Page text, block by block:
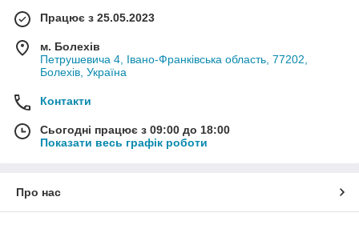
Працює з 25.05.2023
м. Болехів
Петрушевича 4, Івано-Франківська область, 77202,
Болехів, Україна
Контакти
Сьогодні працює з 09:00 до 18:00
Показати весь графік роботи
Про нас